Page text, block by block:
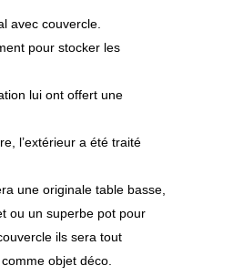
avec couvercle.
pour stocker les
lui ont offert une
l’extérieur a été traité
une originale table basse,
ou un superbe pot pour
ils sera tout
objet déco.